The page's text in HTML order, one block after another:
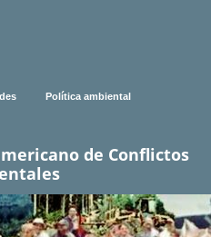
Política ambiental
de Conflictos